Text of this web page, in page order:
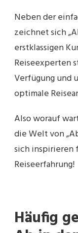
Neben der
zeichnet sich
erstklassigen
Reiseexperten
Verfügung und
optimale
Also worauf
die Welt von
sich inspirieren
Reiseerfahrung!
Häufig